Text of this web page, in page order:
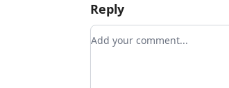
Reply
Add your comment